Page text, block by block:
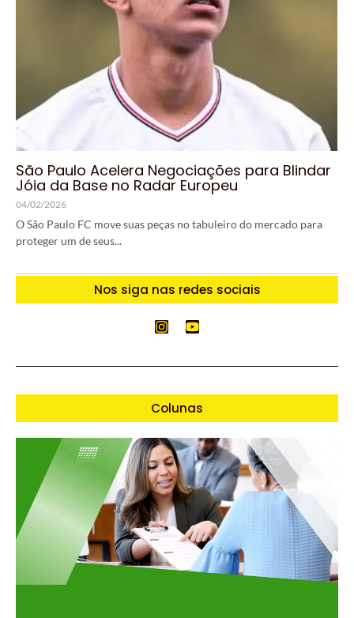
São Paulo Acelera Negociações para Blindar
Jóia da Base no Radar Europeu
04/02/2026
O São Paulo FC move suas peças no tabuleiro do mercado para
proteger um de seus...
Nos siga nas redes sociais
Colunas